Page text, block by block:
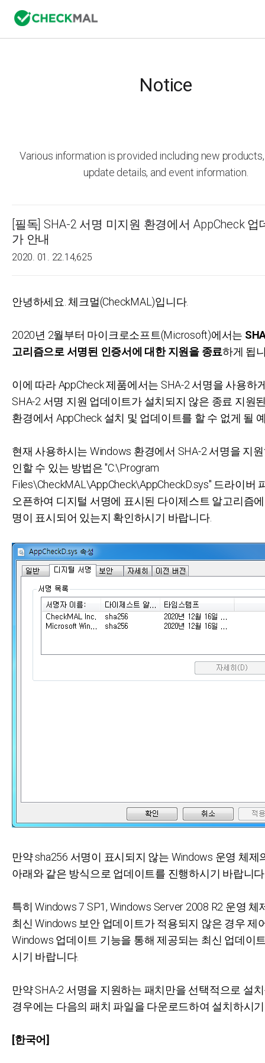
Notice
Various information is provided including new
update details, and event information.
[필독] SHA-2 서명 미지원 환경에서 AppCheck 업
가 안내
2020. 01. 22.14,625
안녕하세요. 체크멀(CheckMAL)입니다.
2020년 2월부터 마이크로소프트(Microsoft)에서는
고리즘으로 서명된 인증서에 대한 지원을 종료하게 됩
이에 따라 AppCheck 제품에서는 SHA-2 서명을 사용하
SHA-2 서명 지원 업데이트가 설치되지 않은 종료 지원
환경에서 AppCheck 설치 및 업데이트를 할 수 없게 될
현재 사용하시는 Windows 환경에서 SHA-2 서명을 지
인할 수 있는 방법은 "C:\Program
Files\CheckMAL\AppCheck\AppCheckD.sys" 드라이버
오픈하여 디지털 서명에 표시된 다이제스트 알고리즘
명이 표시되어 있는지 확인하시기 바랍니다.
만약 sha256 서명이 표시되지 않는 Windows 운영 체제
아래와 같은 방식으로 업데이트를 진행하시기 바랍니
특히 Windows 7 SP1, Windows Server 2008 R2 운영 체
최신 Windows 보안 업데이트가 적용되지 않은 경우 제
Windows 업데이트 기능을 통해 제공되는 최신 업데이
시기 바랍니다.
만약 SHA-2 서명을 지원하는 패치만을 선택적으로 설
경우에는 다음의 패치 파일을 다운로드하여 설치하시
[한국어]